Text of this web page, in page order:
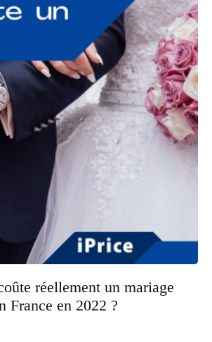
réellement un mariage
France en 2022 ?